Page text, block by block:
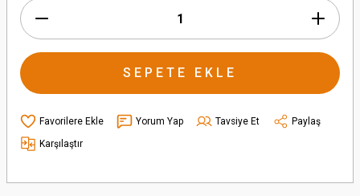
SEPETE EKLE
Yorum Yap Tavsiye Et
Paylaş
Karşılaştır